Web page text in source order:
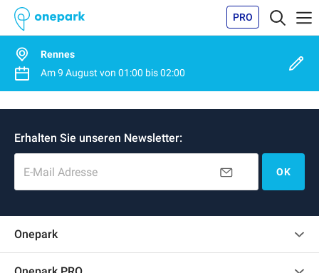
PRO
Rennes
Am9 August von 01:00 bis02:00
Erhalten Sie unseren Newsletter:
E-Mail Adresse OK
Onepark